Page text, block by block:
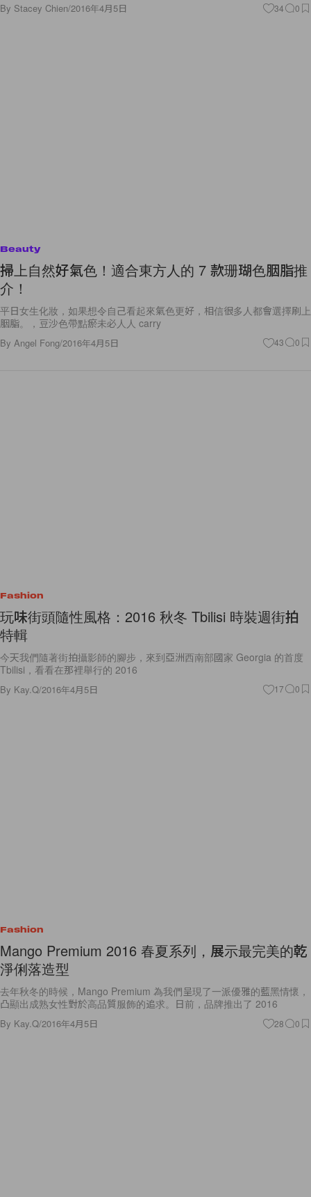
By Stacey Chien/2016年4月5日 34 0
Beauty
掃上自然好氣色！適合東方人的 7 款珊瑚色胭脂推
介！
平日女生化妝，如果想令自己看起來氣色更好，相信很多人都會選擇刷上
胭脂。，豆沙色帶點瘀未必人人 carry
By Angel Fong/2016年4月5日 43 0
Fashion
玩味街頭隨性風格：2016 秋冬 Tbilisi 時裝週街拍
特輯
今天我們隨著街拍攝影師的腳步，來到亞洲西南部國家 Georgia 的首度
Tbilisi，看看在那裡舉行的 2016
By Kay.Q/2016年4月5日 17 0
Fashion
Mango Premium 2016 春夏系列，展示最完美的乾
淨俐落造型
去年秋冬的時候，Mango Premium 為我們呈現了一派優雅的藍黑情懷，
凸顯出成熟女性對於高品質服飾的追求。日前，品牌推出了 2016
By Kay.Q/2016年4月5日 28 0